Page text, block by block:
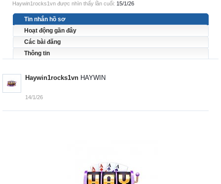
Haywin1rocks1vn được nhìn thấy lần cuối: 15/1/26
Tin nhắn hồ sơ
Hoạt động gần đây
Các bài đăng
Thông tin
Haywin1rocks1vn HAYWIN
14/1/26